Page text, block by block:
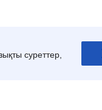
суреттер,